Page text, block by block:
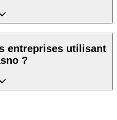
entreprises utilisant
?